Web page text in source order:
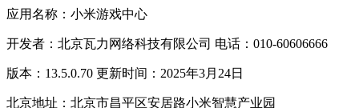
应用名称：小米游戏中心
开发者：北京瓦力网络科技有限公司 电话：010-60606666
版本：13.5.0.70 更新时间：2025年3月24日
北京地址：北京市昌平区安居路小米智慧产业园